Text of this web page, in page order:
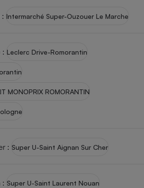
: Intermarché Super-Ouzouer Le Marche
: Leclerc Drive-Romorantin
MONOPRIX ROMORANTIN
: Super U-Saint Aignan Sur Cher
: Super U-Saint Laurent Nouan